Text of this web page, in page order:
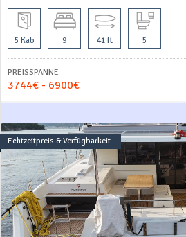
5 Kab 9 41 ft 5
PREISSPANNE
3744€ - 6900€
Echtzeitpreis & Verfügbarkeit